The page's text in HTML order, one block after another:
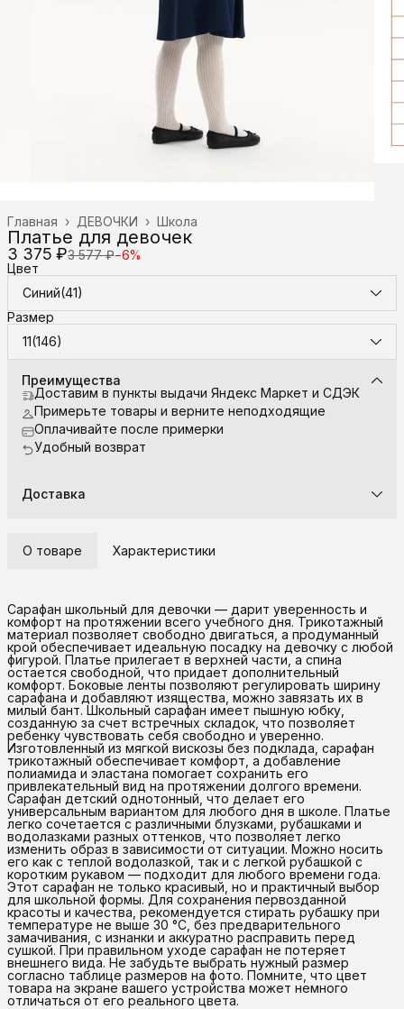
Школа
ДЕВОЧКИ ›
Главная ›
Платье для девочек
3 375 ₽3 577 ₽−6%
Цвет
Синий(41)
Размер
11(146)
Преимущества
Доставим в пункты выдачи Яндекс Маркет и СДЭК
Примерьте товары и верните неподходящие
Оплачивайте после примерки
Удобный возврат
Доставка
О товаре Характеристики
Сарафан школьный для девочки — дарит уверенность и
комфорт на протяжении всего учебного дня. Трикотажный
материал позволяет свободно двигаться, а продуманный
крой обеспечивает идеальную посадку на девочку с любой
фигурой. Платье прилегает в верхней части, а спина
остается свободной, что придает дополнительный
комфорт. Боковые ленты позволяют регулировать ширину
сарафана и добавляют изящества, можно завязать их в
милый бант. Школьный сарафан имеет пышную юбку,
созданную за счет встречных складок, что позволяет
ребенку чувствовать себя свободно и уверенно.
Изготовленный из мягкой вискозы без подклада, сарафан
трикотажный обеспечивает комфорт, а добавление
полиамида и эластана помогает сохранить его
привлекательный вид на протяжении долгого времени.
Сарафан детский однотонный, что делает его
универсальным вариантом для любого дня в школе. Платье
легко сочетается с различными блузками, рубашками и
водолазками разных оттенков, что позволяет легко
изменить образ в зависимости от ситуации. Можно носить
его как с теплой водолазкой, так и с легкой рубашкой с
коротким рукавом — подходит для любого времени года.
Этот сарафан не только красивый, но и практичный выбор
для школьной формы. Для сохранения первозданной
красоты и качества, рекомендуется стирать рубашку при
температуре не выше 30 °C, без предварительного
замачивания, с изнанки и аккуратно расправить перед
сушкой. При правильном уходе сарафан не потеряет
внешнего вида. Не забудьте выбрать нужный размер
согласно таблице размеров на фото. Помните, что цвет
товара на экране вашего устройства может немного
отличаться от его реального цвета.